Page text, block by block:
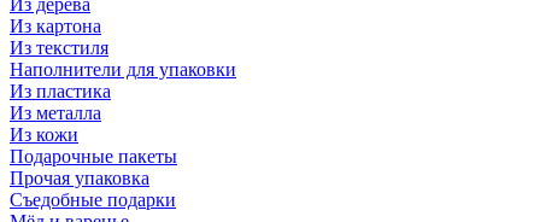
Из дерева
Из картона
Из текстиля
Наполнители для упаковки
Из пластика
Из металла
Из кожи
Подарочные пакеты
Прочая упаковка
Съедобные подарки